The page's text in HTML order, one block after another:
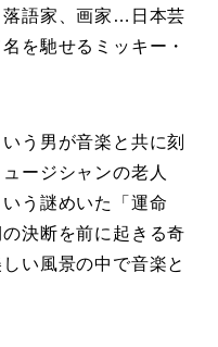
落語家、画家…日本芸
を馳せるミッキー・
う男が音楽と共に刻
ージシャンの老人
う謎めいた「運命
決断を前に起きる奇
い風景の中で音楽と